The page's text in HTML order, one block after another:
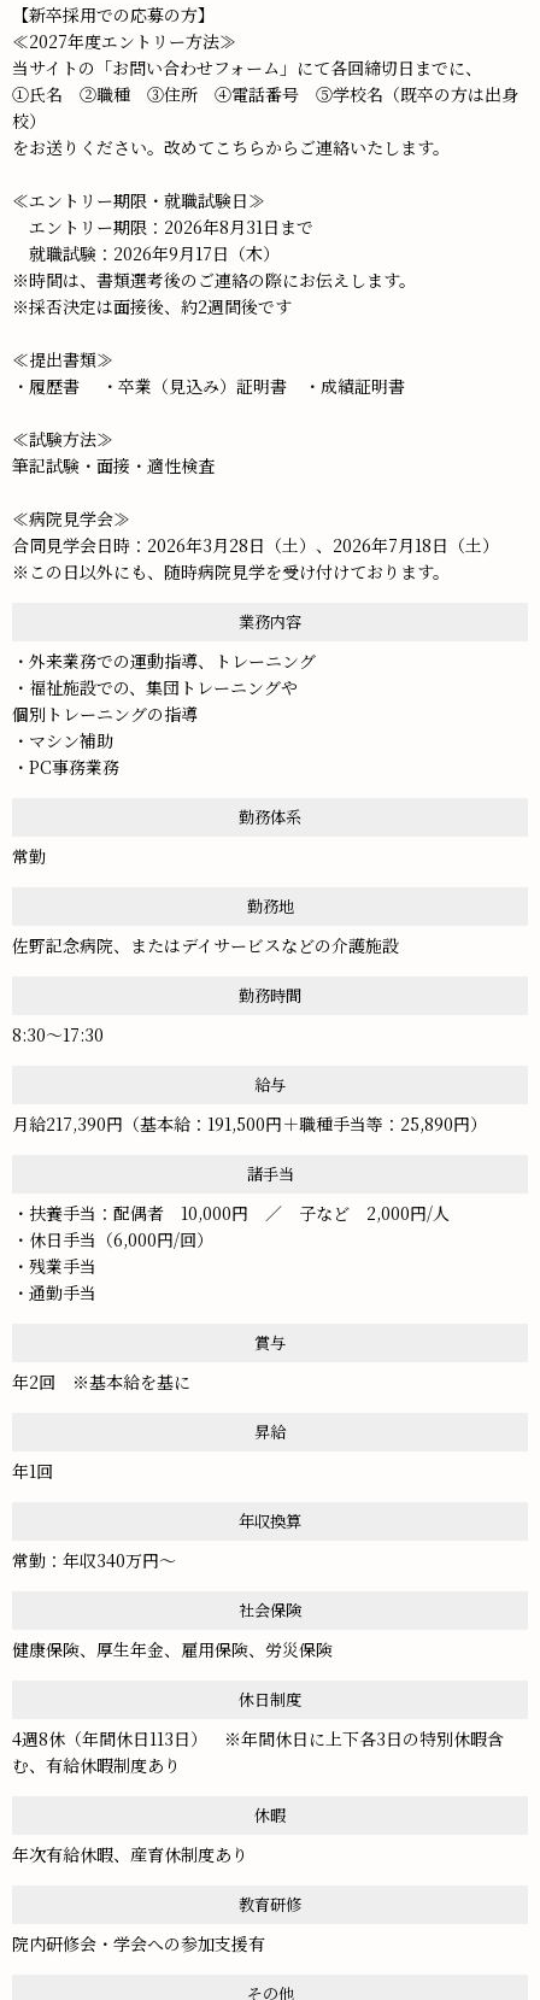
【新卒採用での応募の方】
≪2027年度エントリー方法≫
当サイトの「お問い合わせフォーム」にて各回締切日までに、
①氏名 ②職種 ③住所 ④電話番号 ⑤学校名（既卒の方は出身
校）
をお送りください。改めてこちらからご連絡いたします。
≪エントリー期限・就職試験日≫
エントリー期限：2026年8月31日まで
就職試験：2026年9月17日（木）
※時間は、書類選考後のご連絡の際にお伝えします。
※採否決定は面接後、約2週間後です
≪提出書類≫
・履歴書 ・卒業（見込み）証明書 ・成績証明書
≪試験方法≫
筆記試験・面接・適性検査
≪病院見学会≫
合同見学会日時：2026年3月28日（土）、2026年7月18日（土）
※この日以外にも、随時病院見学を受け付けております。
業務内容
・外来業務での運動指導、トレーニング
・福祉施設での、集団トレーニングや
個別トレーニングの指導
・マシン補助
・PC事務業務
勤務体系
常勤
勤務地
佐野記念病院、またはデイサービスなどの介護施設
勤務時間
8:30～17:30
給与
月給217,390円（基本給：191,500円＋職種手当等：25,890円）
諸手当
・扶養手当：配偶者 10,000円 ／ 子など 2,000円/人
・休日手当（6,000円/回）
・残業手当
・通勤手当
賞与
年2回 ※基本給を基に
昇給
年1回
年収換算
常勤：年収340万円～
社会保険
健康保険、厚生年金、雇用保険、労災保険
休日制度
4週8休（年間休日113日） ※年間休日に上下各3日の特別休暇含
む、有給休暇制度あり
休暇
年次有給休暇、産育休制度あり
教育研修
院内研修会・学会への参加支援有
その他